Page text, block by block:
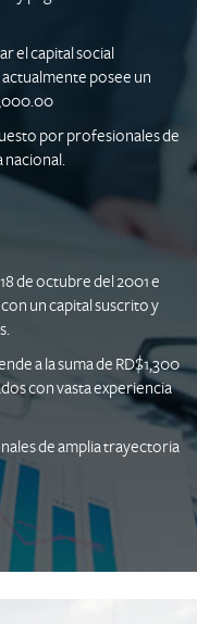
el capital social
posee un
por profesionales de
nacional.
de octubre del 2001 e
un capital suscrito y
a la suma de RD$1,300
con vasta experiencia
de amplia trayectoria